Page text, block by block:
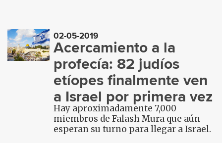
02-05-2019
Acercamiento a la
profecía: 82 judíos
etíopes finalmente ven
a Israel por primera vez
Hay aproximadamente 7,000
miembros de Falash Mura que aún
esperan su turno para llegar a Israel.